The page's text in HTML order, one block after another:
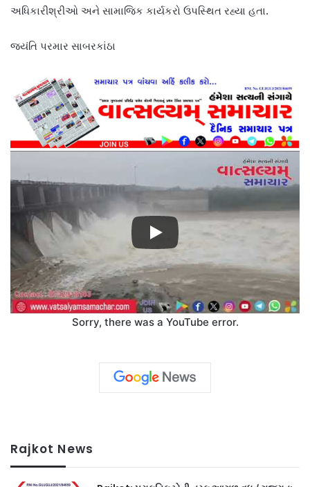
અધિકારીશ્રીઓ અને સામાજિક કાર્યકરો ઉપસ્થિત રહ્યા હતા.
જયંતિ પરમાર સાબરકાંઠા
Sorry, there was a YouTube error.
Rajkot News